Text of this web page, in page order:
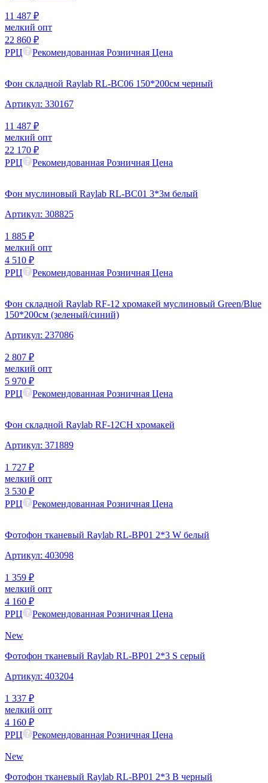
11 487 ₽
мелкий опт
22 860 ₽
РРЦ
Рекомендованная Розничная Цена
Фон складной Raylab RL-BC06 150*200см черный
Артикул: 330167
11 487 ₽
мелкий опт
22 170 ₽
РРЦ
Рекомендованная Розничная Цена
Фон муслиновый Raylab RL-BC01 3*3м белый
Артикул: 308825
1 885 ₽
мелкий опт
4 510 ₽
РРЦ
Рекомендованная Розничная Цена
Фон складной Raylab RF-12 хромакей муслиновый Green/Blue
150*200см (зеленый/синий)
Артикул: 237086
2 807 ₽
мелкий опт
5 970 ₽
РРЦ
Рекомендованная Розничная Цена
Фон складной Raylab RF-12CH хромакей
Артикул: 371889
1 727 ₽
мелкий опт
3 530 ₽
РРЦ
Рекомендованная Розничная Цена
Фотофон тканевый Raylab RL-BP01 2*3 W белый
Артикул: 403098
1 359 ₽
мелкий опт
4 160 ₽
РРЦ
Рекомендованная Розничная Цена
New
Фотофон тканевый Raylab RL-BP01 2*3 S серый
Артикул: 403204
1 337 ₽
мелкий опт
4 160 ₽
РРЦ
Рекомендованная Розничная Цена
New
Фотофон тканевый Raylab RL-BP01 2*3 B черный